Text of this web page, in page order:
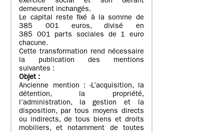
demeurent inchangés.
Le capital reste fixé à la somme de
385 001 euros, divisé en
385 001 parts sociales de 1 euro
chacune.
Cette transformation rend nécessaire
la publication des mentions
suivantes :
Objet :
Ancienne mention : -L’acquisition, la
détention, la propriété,
l’administration, la gestion et la
disposition, par tous moyens directs
ou indirects, de tous biens et droits
mobiliers, et notamment de toutes